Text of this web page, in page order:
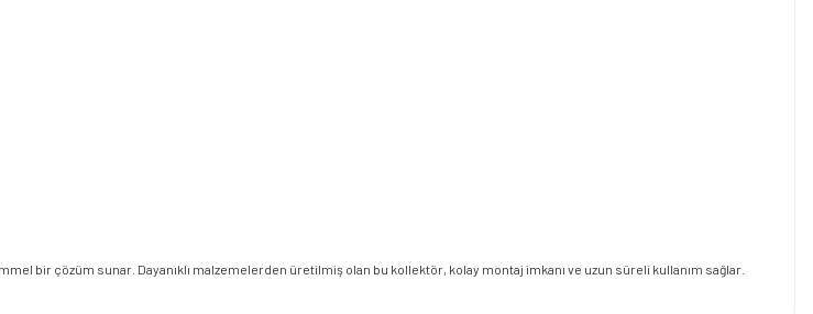
bir çözüm sunar. Dayanıklı malzemelerden üretilmiş olan bu kollektör, kolay montaj imkanı ve uzun süreli kullanım sağlar.